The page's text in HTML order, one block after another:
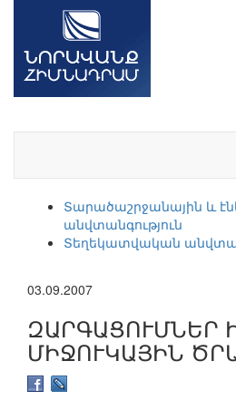
Տարածաշրջանային և
անվտանգություն
Տեղեկատվական
03.09.2007
ԶԱՐԳԱՑՈՒՄՆԵՐ
ՄԻՋՈՒԿԱՅԻՆ